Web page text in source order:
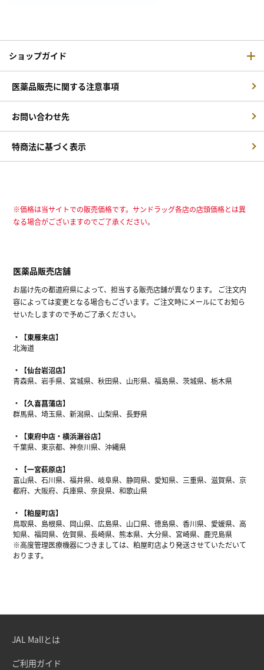
ショップガイド
医薬品販売に関する注意事項
お問い合わせ先
特商法に基づく表示
※価格は当サイトでの販売価格です。サンドラッグ各店の店頭価格とは異
なる場合がございますのでご了承ください。
医薬品販売店舗
お届け先の都道府県によって、担当する販売店舗が異なります。 ご注文内
容によっては変更となる場合もございます。ご注文時にメールにてお知ら
せいたしますので予めご了承ください。
【東雁来店】
北海道
【仙台岩沼店】
青森県、岩手県、宮城県、秋田県、山形県、福島県、茨城県、栃木県
【久喜菖蒲店】
群馬県、埼玉県、新潟県、山梨県、長野県
【東府中店・横浜瀬谷店】
千葉県、東京都、神奈川県、沖縄県
【一宮萩原店】
富山県、石川県、福井県、岐阜県、静岡県、愛知県、三重県、滋賀県、京
都府、大阪府、兵庫県、奈良県、和歌山県
【粕屋町店】
鳥取県、島根県、岡山県、広島県、山口県、徳島県、香川県、愛媛県、高
知県、福岡県、佐賀県、長崎県、熊本県、大分県、宮崎県、鹿児島県
※高度管理医療機器につきましては、粕屋町店より発送させていただいて
おります。
JAL Mallとは
ご利用ガイド